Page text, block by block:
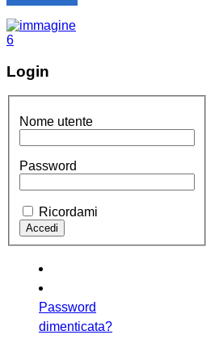
Login
Nome utente
Password
Ricordami
Password
dimenticata?